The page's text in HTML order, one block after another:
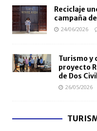
Reciclaje
campaña
24/06/2026
Turismo y
proyecto
de Dos
26/05/2026